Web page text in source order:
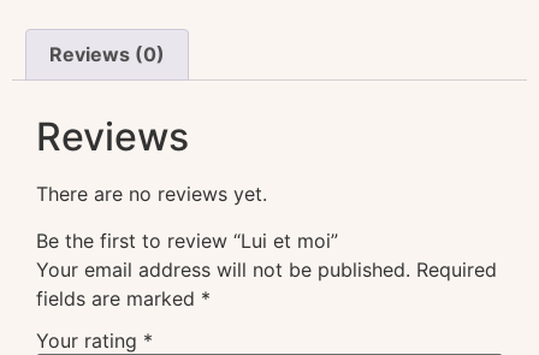
Reviews (0)
Reviews
There are no reviews yet.
Be the first to review “Lui et moi”
Your email address will not be published. Required
fields are marked *
Your rating *